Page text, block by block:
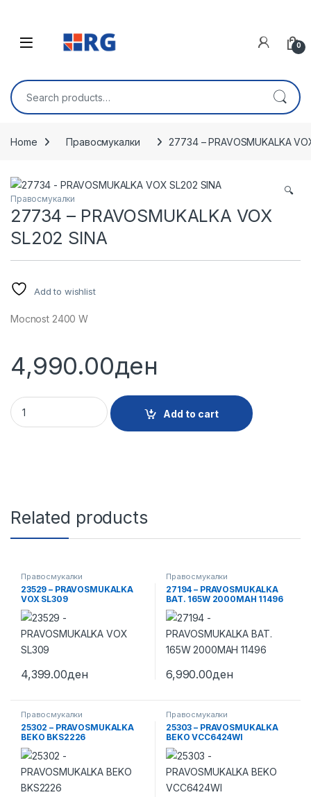
Open 0
Search for:
Home Правосмукалки 27734 – PRAVOSMUKALKA
🔍
Правосмукалки
27734 – PRAVOSMUKALKA VOX
SL202 SINA
Add to wishlist
Mocnost 2400 W
4,990.00ден
27734 - PRAVOSMUKALKA VOX SL202 SINA quantity
Add to cart
Related products
Правосмукалки
23529 – PRAVOSMUKALKA
VOX SL309
4,399.00ден
Правосмукалки
27194 – PRAVOSMUKALKA
BAT. 165W 2000MAH 11496
6,990.00ден
Правосмукалки
25302 – PRAVOSMUKALKA
BEKO BKS2226
Правосмукалки
25303 – PRAVOSMUKALKA
BEKO VCC6424WI